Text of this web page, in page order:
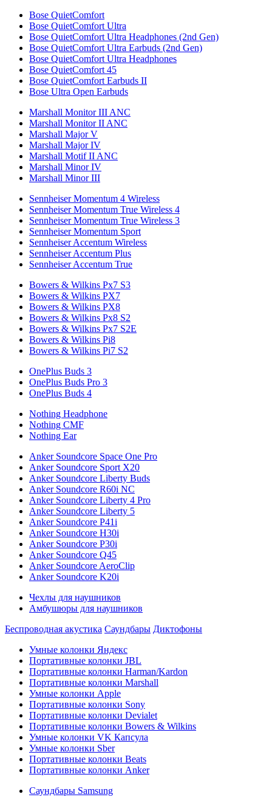
Bose QuietComfort
Bose QuietComfort Ultra
Bose QuietComfort Ultra Headphones (2nd Gen)
Bose QuietComfort Ultra Earbuds (2nd Gen)
Bose QuietComfort Ultra Headphones
Bose QuietComfort 45
Bose QuietComfort Earbuds II
Bose Ultra Open Earbuds
Marshall Monitor III ANC
Marshall Monitor II ANC
Marshall Major V
Marshall Major IV
Marshall Motif II ANC
Marshall Minor IV
Marshall Minor III
Sennheiser Momentum 4 Wireless
Sennheiser Momentum True Wireless 4
Sennheiser Momentum True Wireless 3
Sennheiser Momentum Sport
Sennheiser Accentum Wireless
Sennheiser Accentum Plus
Sennheiser Accentum True
Bowers & Wilkins Px7 S3
Bowers & Wilkins PX7
Bowers & Wilkins PX8
Bowers & Wilkins Px8 S2
Bowers & Wilkins Px7 S2E
Bowers & Wilkins Pi8
Bowers & Wilkins Pi7 S2
OnePlus Buds 3
OnePlus Buds Pro 3
OnePlus Buds 4
Nothing Headphone
Nothing CMF
Nothing Ear
Anker Soundcore Space One Pro
Anker Soundcore Sport X20
Anker Soundcore Liberty Buds
Anker Soundcore R60i NC
Anker Soundcore Liberty 4 Pro
Anker Soundcore Liberty 5
Anker Soundcore P41i
Anker Soundcore H30i
Anker Soundcore P30i
Anker Soundcore Q45
Anker Soundcore AeroClip
Anker Soundcore K20i
Чехлы для наушников
Амбушюры для наушников
Беспроводная акустика Саундбары Диктофоны
Умные колонки Яндекс
Портативные колонки JBL
Портативные колонки Harman/Kardon
Портативные колонки Marshall
Умные колонки Apple
Портативные колонки Sony
Портативные колонки Devialet
Портативные колонки Bowers & Wilkins
Умные колонки VK Капсула
Умные колонки Sber
Портативные колонки Beats
Портативные колонки Anker
Саундбары Samsung